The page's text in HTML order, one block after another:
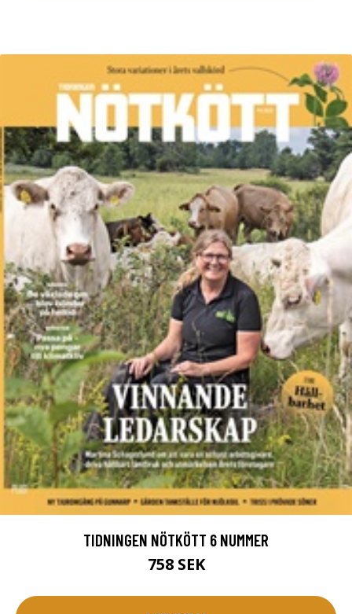
TIDNINGEN NÖTKÖTT 6 NUMMER
758 SEK